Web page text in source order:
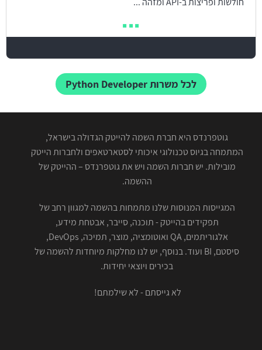
לכל משרות Python Developer
גוטפרנדס היא חברת השמה להייטק הגדולה בישראל,
המתמחה בגיוס טכנולוגי איכותי לסטארטאפים ולחברות הייטק
מובילות. יש חברות השמה ויש את גוטפרנדס – ההייטק של
ההשמה.
המגייסות המנוסות שלנו מתמחות בהשמה למגוון רחב של
תפקידים בהייטק - תוכנה, סייבר, אבטחת מידע,
אלגוריתמים, QA ואוטומציה, מוצר, תמיכה, DevOps,
סיסטם, BI ועוד. בנוסף, יש לנו מחלקות מיוחדות להשמה של
בכירים ויוצאי יחידות.
לא גייסתם - לא שילמתם!